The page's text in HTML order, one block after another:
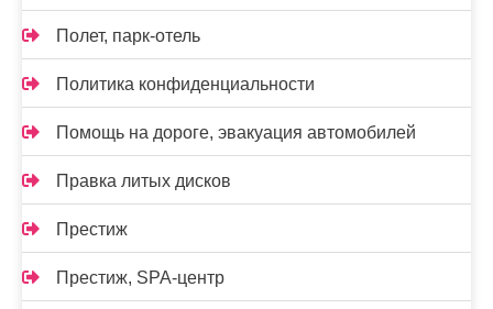
Полет, парк-отель
Политика конфиденциальности
Помощь на дороге, эвакуация автомобилей
Правка литых дисков
Престиж
Престиж, SPA-центр